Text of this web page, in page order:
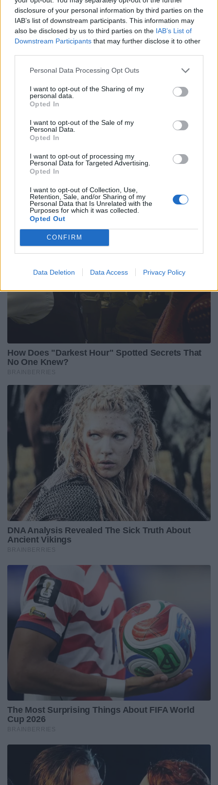
disclosure of your personal information by third parties on the
IAB’s list of downstream participants. This information may
also be disclosed by us to third parties on the IAB’s List of
Downstream Participants that may further disclose it to other
Personal Data Processing Opt Outs
I want to opt-out of the Sharing of my
personal data.
Opted In
I want to opt-out of the Sale of my
Personal Data.
Opted In
I want to opt-out of processing my
Personal Data for Targeted Advertising.
Opted In
I want to opt-out of Collection, Use,
Retention, Sale, and/or Sharing of my
Personal Data that Is Unrelated with the
Purposes for which it was collected.
Opted Out
CONFIRM
Data Deletion Data Access Privacy Policy